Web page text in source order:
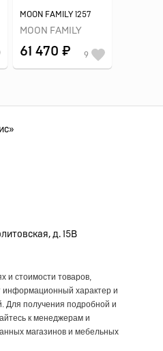
MOON FAMILY 1257
MOON FAMILY
61 470 ₽ 9
д. 15В
и стоимости товаров,
информационный характер и
Для получения подробной и
к менеджерам и
магазинов и мебельных